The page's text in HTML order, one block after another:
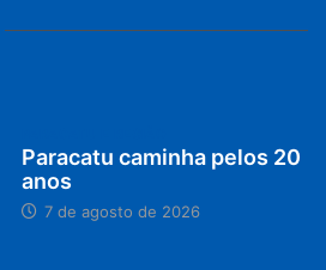
Paracatu caminha pelos 20
anos
7 de agosto de 2026